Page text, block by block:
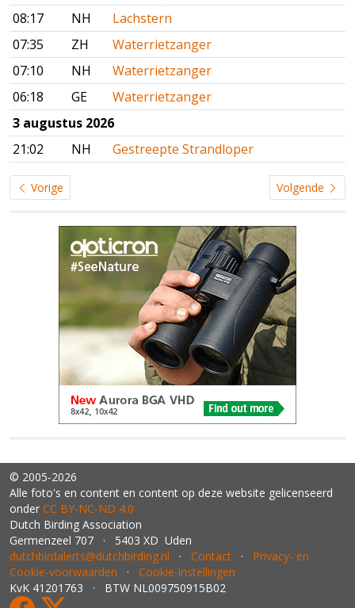
08:17
NH
Lachstern
07:35
ZH
Waterrietzanger
07:10
NH
Waterrietzanger
06:18
GE
Waterrietzanger
3 augustus 2026
21:02
NH Gestreepte Strandloper
Vorige Volgende
© 2005-2026
Alle foto's en content en content op deze website gelicenseerd
onder CC BY‑NC‑ND 4.0
Dutch Birding Association
Germenzeel 707 · 5403 XD Uden
dutchbirdalerts@dutchbirding.nl · Contact · Privacy- en
Cookie-voorwaarden · Cookie-instellingen
KvK 41201763 · BTW NL009750915B02